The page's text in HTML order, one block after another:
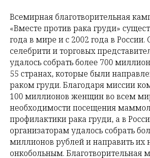
Всемирная благотворительная
«Вместе против рака груди»
года в мире и с 2002 года в
селебрити и торговых
удалось собрать более 700
55 странах, которые были
раком груди. Благодаря миссии
100 миллионов женщин во всем
необходимости посещения
профилактики рака груди, а в
организаторам удалось собрать
миллионов рублей и направить их
онкобольным. Благотворительная